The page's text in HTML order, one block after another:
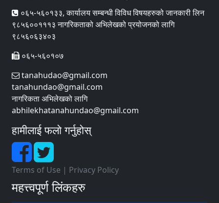
०६५-५६०१३३, कार्यालय सम्बन्धी विविध विषयहरुको जानकारी लिन
९८५६००१११३ नागरिकताको अभिलेखको प्रयोजनको लागि
९८५६०६३४०३
०६५-५६०१०७
tanahudao@gmail.com
tanahundao@gmail.com
नागरिकता अभिलेखको लागि
abhilekhatanahundao@gmail.com
हामीलाई फलो गर्नुहोस्
Terms of Use | Privacy Policy
महत्त्वपूर्ण लिंकहरु